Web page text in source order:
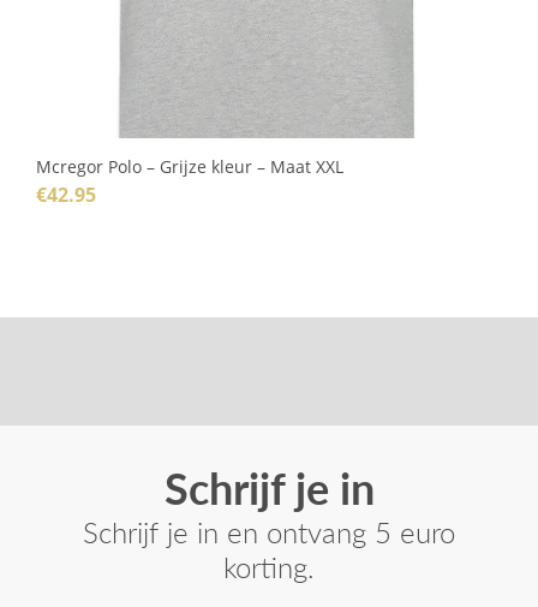
Mcregor Polo – Grijze kleur – Maat XXL
€42.95
Schrijf je in
Schrijf je in en ontvang 5 euro
korting.